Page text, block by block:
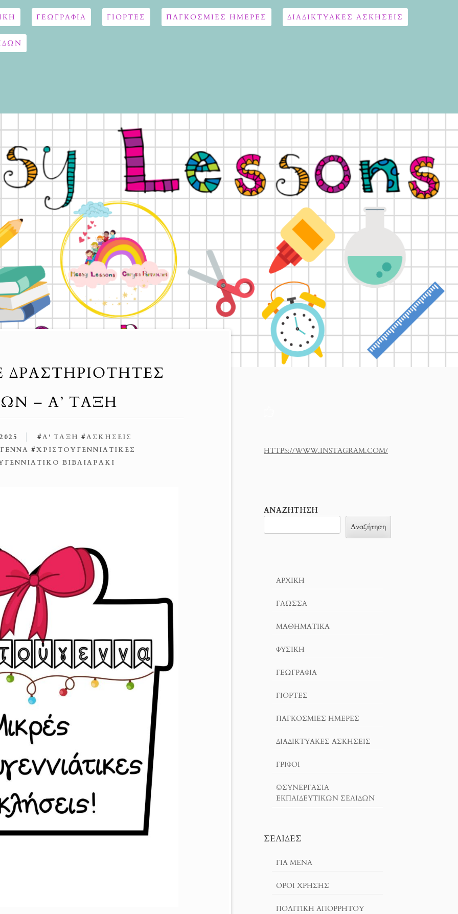
ΓΕΩΓΡΑΦΊΑ ΓΙΟΡΤΈΣ ΠΑΓΚΟΣΜΙΕΣ ΗΜΕΡΕΣ ΔΙΑΔΙΚΤΥΑΚΈΣ ΑΣΚΉΣΕΙΣ
ΔΡΑΣΤΗΡΙΌΤΗΤΕΣ
– Α’ ΤΆΞΗ
#Α' ΤΆΞΗ #ΑΣΚΉΣΕΙΣ
#ΧΡΙΣΤΟΥΓΕΝΝΙΆΤΙΚΕΣ
ΒΙΒΛΙΑΡΆΚΙ
HTTPS://WWW.INSTAGRAM.COM/
ΑΝΑΖΉΤΗΣΗ
Αναζήτηση
ΑΡΧΙΚΉ
ΓΛΏΣΣΑ
ΜΑΘΗΜΑΤΙΚΆ
ΦΥΣΙΚΗ
ΓΕΩΓΡΑΦΊΑ
ΓΙΟΡΤΈΣ
ΠΑΓΚΟΣΜΙΕΣ ΗΜΕΡΕΣ
ΔΙΑΔΙΚΤΥΑΚΈΣ ΑΣΚΉΣΕΙΣ
ΓΡΙΦΟΙ
©ΣΥΝΕΡΓΑΣΙΑ
ΕΚΠΑΙΔΕΥΤΙΚΩΝ ΣΕΛΙΔΩΝ
ΣΕΛΊΔΕΣ
ΓΙΑ ΜΕΝΑ
ΌΡΟΙ ΧΡΗΣΗΣ
ΠΟΛΙΤΙΚΉ ΑΠΟΡΡΉΤΟΥ